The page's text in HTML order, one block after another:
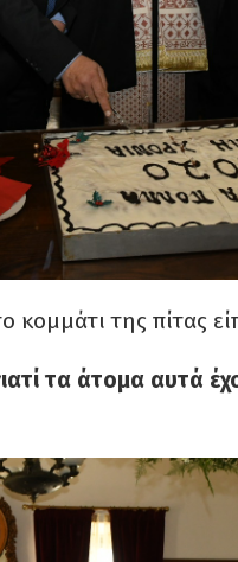
της πίτας
τα άτομα αυτά